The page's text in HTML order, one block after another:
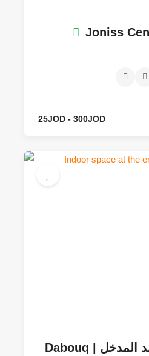
مساحة داخلية عند المدخل | Dabouq